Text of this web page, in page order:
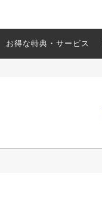
お得な特典・サービス